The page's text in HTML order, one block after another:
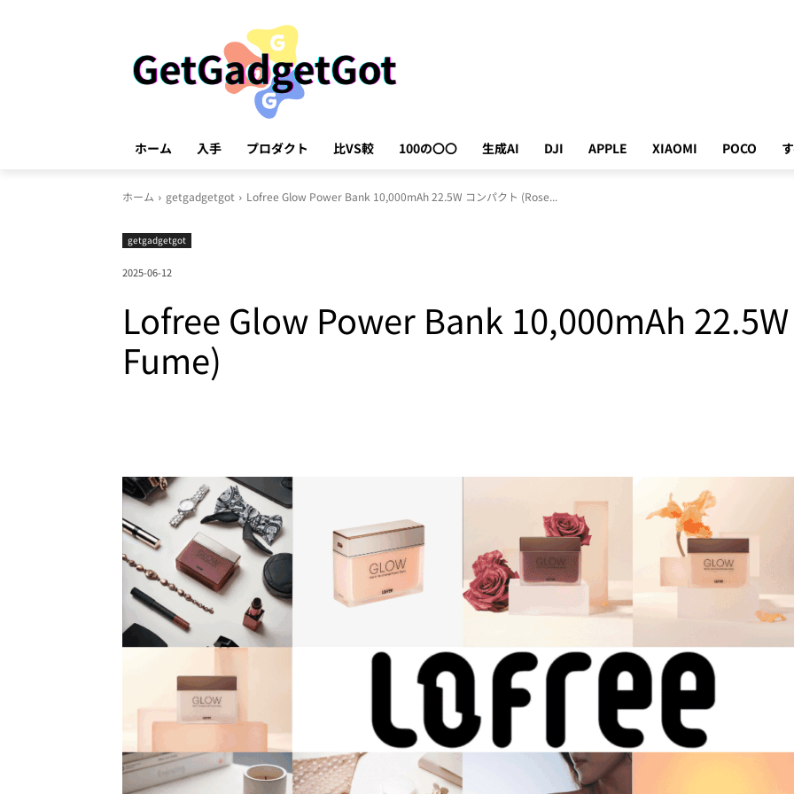
ホーム 入手 プロダクト 比VS較 100の〇〇 生成AI DJI APPLE XIAOMI POCO
ホーム getgadgetgot Lofree Glow Power Bank 10,000mAh 22.5W コンパクト (Rose...
getgadgetgot
2025-06-12
Lofree Glow Power Bank 10,000mAh
Fume)